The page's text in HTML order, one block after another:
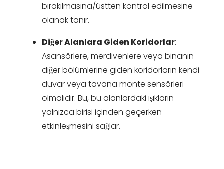
bırakılmasına/üstten kontrol edilmesine
olanak tanır.
Diğer Alanlara Giden Koridorlar:
Asansörlere, merdivenlere veya binanın
diğer bölümlerine giden koridorların kendi
duvar veya tavana monte sensörleri
olmalıdır. Bu, bu alanlardaki ışıkların
yalnızca birisi içinden geçerken
etkinleşmesini sağlar.